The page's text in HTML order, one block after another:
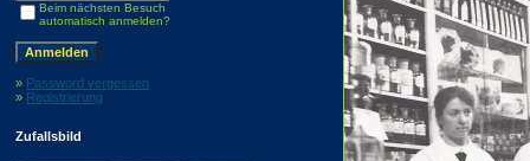
Beim nächsten Besuch
automatisch anmelden?
» Password vergessen
» Registrierung
Zufallsbild